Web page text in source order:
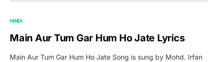
HINDI
Main Aur Tum Gar Hum Ho Jate Lyrics
Main Aur Tum Gar Hum Ho Jate Song is sung by Mohd. Irfan